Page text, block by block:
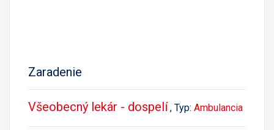
Zaradenie
Všeobecný lekár - dospelí , Typ: Ambulancia